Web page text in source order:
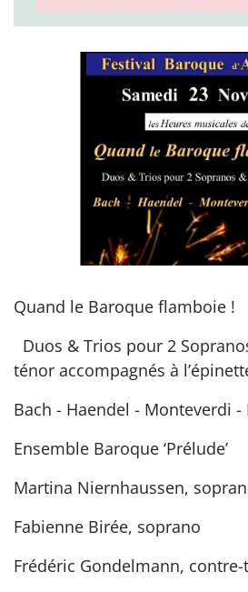
Quand le Baroque flamboie !
Duos & Trios pour 2
ténor accompagnés à
Bach - Haendel - Monteverdi -
Ensemble Baroque ‘Prélude’
Martina Niernhaussen,
Fabienne Birée, soprano
Frédéric Gondelmann,